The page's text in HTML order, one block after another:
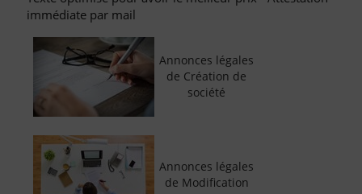
immédiate par mail
Annonces légales
de Création de
société
Annonces légales
de Modification